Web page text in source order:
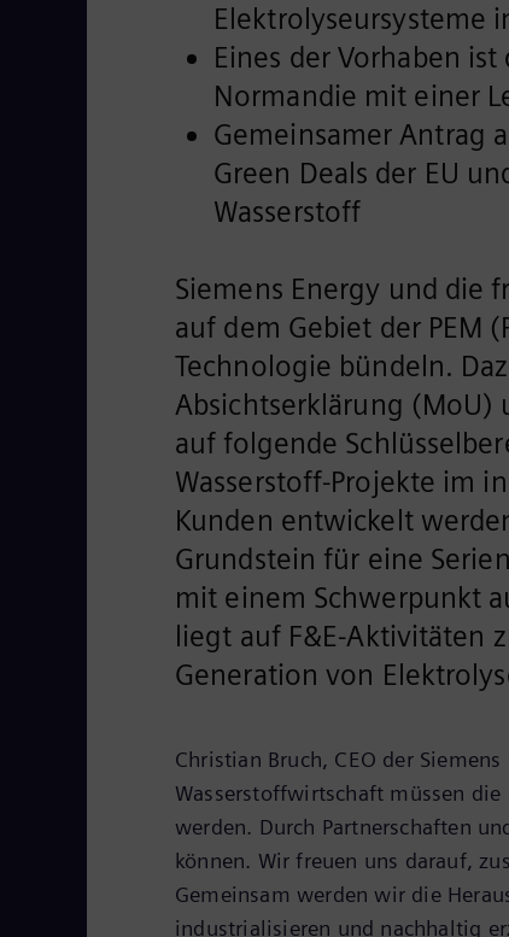
Elektrolyseursysteme
Eines der Vorhaben ist
Normandie mit einer
Gemeinsamer Antrag
Green Deals der EU
Wasserstoff
Siemens Energy und die
auf dem Gebiet der PEM
Technologie bündeln.
Absichtserklärung (MoU)
auf folgende
Wasserstoff-Projekte im
Kunden entwickelt
Grundstein für eine
mit einem Schwerpunkt
liegt auf F&E-Aktivitäten
Generation von
Christian Bruch, CEO der
Wasserstoffwirtschaft müssen
werden. Durch Partnerschaften
können. Wir freuen uns darauf,
Gemeinsam werden wir die
industrialisieren und nachhaltig